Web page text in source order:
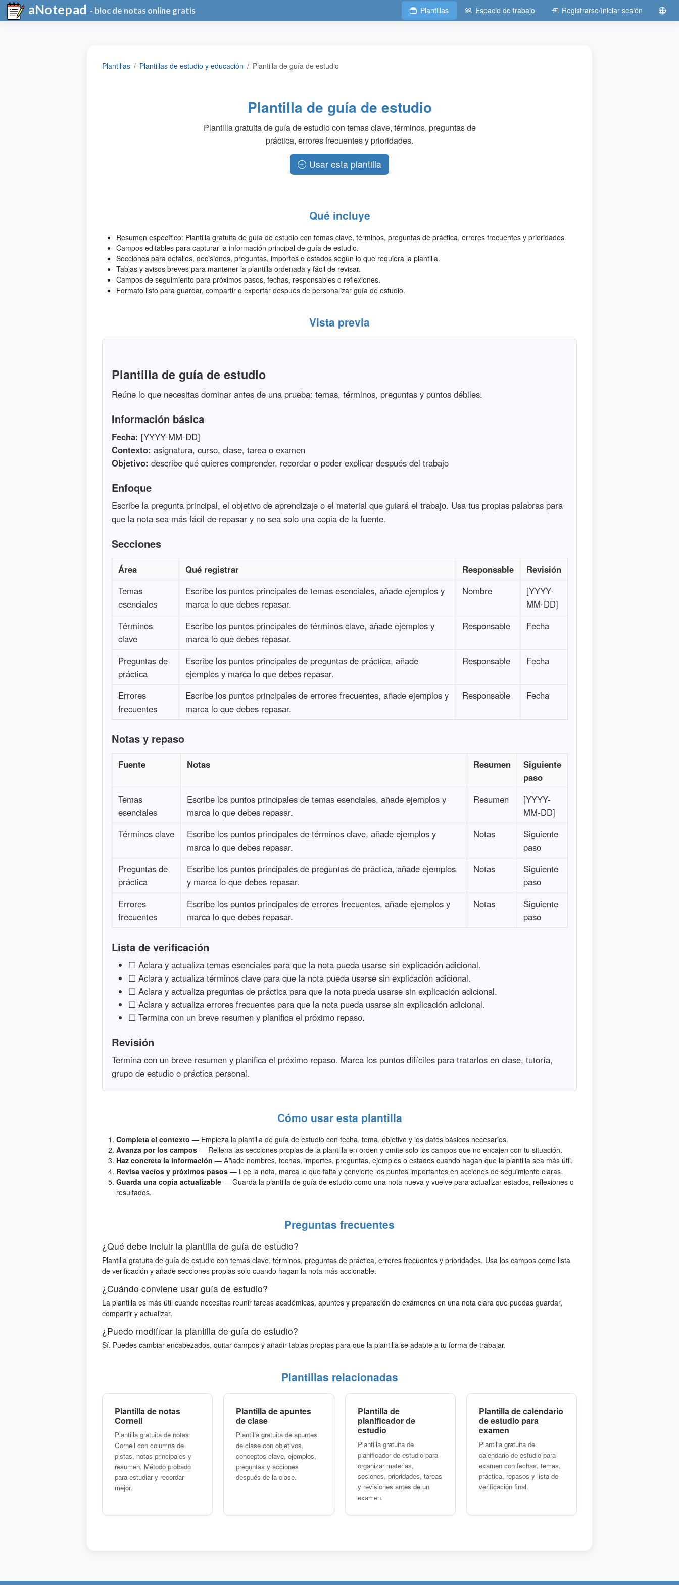
aNotepad - bloc de notas online gratis Plantillas Espacio de trabajo Registrarse/Iniciar sesión
Plantillas Plantillas de estudio y educación Plantilla de guía de estudio
Plantilla de guía de estudio
Plantilla gratuita de guía de estudio con temas clave, términos, preguntas de
práctica, errores frecuentes y prioridades.
Usar esta plantilla
Qué incluye
Resumen específico: Plantilla gratuita de guía de estudio con temas clave, términos, preguntas de práctica, errores frecuentes y prioridades.
Campos editables para capturar la información principal de guía de estudio.
Secciones para detalles, decisiones, preguntas, importes o estados según lo que requiera la plantilla.
Tablas y avisos breves para mantener la plantilla ordenada y fácil de revisar.
Campos de seguimiento para próximos pasos, fechas, responsables o reflexiones.
Formato listo para guardar, compartir o exportar después de personalizar guía de estudio.
Vista previa
Plantilla de guía de estudio
Reúne lo que necesitas dominar antes de una prueba: temas, términos, preguntas y puntos débiles.
Información básica
Fecha: [YYYY-MM-DD]
Contexto: asignatura, curso, clase, tarea o examen
Objetivo: describe qué quieres comprender, recordar o poder explicar después del trabajo
Enfoque
Escribe la pregunta principal, el objetivo de aprendizaje o el material que guiará el trabajo. Usa tus propias palabras para
que la nota sea más fácil de repasar y no sea solo una copia de la fuente.
Secciones
Área Qué registrar Responsable
Revisión
Temas
esenciales
Escribe los puntos principales de temas esenciales, añade ejemplos y
marca lo que debes repasar.
Nombre
[YYYY-
MM-DD]
Términos
clave
Escribe los puntos principales de términos clave, añade ejemplos y
marca lo que debes repasar.
Responsable Fecha
Preguntas de
práctica
Escribe los puntos principales de preguntas de práctica, añade
ejemplos y marca lo que debes repasar.
Responsable Fecha
Errores
frecuentes
Escribe los puntos principales de errores frecuentes, añade ejemplos y
marca lo que debes repasar.
Responsable Fecha
Notas y repaso
Fuente Notas Resumen
Siguiente
paso
Temas
esenciales
Escribe los puntos principales de temas esenciales, añade ejemplos y
marca lo que debes repasar.
Resumen
[YYYY-
MM-DD]
Términos clave
Escribe los puntos principales de términos clave, añade ejemplos y
marca lo que debes repasar.
Notas
Siguiente
paso
Preguntas de
práctica
Escribe los puntos principales de preguntas de práctica, añade ejemplos
y marca lo que debes repasar.
Notas
Siguiente
paso
Errores
frecuentes
Escribe los puntos principales de errores frecuentes, añade ejemplos y
marca lo que debes repasar.
Notas
Siguiente
paso
Lista de verificación
☐ Aclara y actualiza temas esenciales para que la nota pueda usarse sin explicación adicional.
☐ Aclara y actualiza términos clave para que la nota pueda usarse sin explicación adicional.
☐ Aclara y actualiza preguntas de práctica para que la nota pueda usarse sin explicación adicional.
☐ Aclara y actualiza errores frecuentes para que la nota pueda usarse sin explicación adicional.
☐ Termina con un breve resumen y planifica el próximo repaso.
Revisión
Termina con un breve resumen y planifica el próximo repaso. Marca los puntos difíciles para tratarlos en clase, tutoría,
grupo de estudio o práctica personal.
Cómo usar esta plantilla
Completa el contexto — Empieza la plantilla de guía de estudio con fecha, tema, objetivo y los datos básicos necesarios.
Avanza por los campos — Rellena las secciones propias de la plantilla en orden y omite solo los campos que no encajen con tu situación.
Haz concreta la información — Añade nombres, fechas, importes, preguntas, ejemplos o estados cuando hagan que la plantilla sea más útil.
Revisa vacíos y próximos pasos — Lee la nota, marca lo que falta y convierte los puntos importantes en acciones de seguimiento claras.
Guarda una copia actualizable — Guarda la plantilla de guía de estudio como una nota nueva y vuelve para actualizar estados, reflexiones o
resultados.
Preguntas frecuentes
¿Qué debe incluir la plantilla de guía de estudio?
Plantilla gratuita de guía de estudio con temas clave, términos, preguntas de práctica, errores frecuentes y prioridades. Usa los campos como lista
de verificación y añade secciones propias solo cuando hagan la nota más accionable.
¿Cuándo conviene usar guía de estudio?
La plantilla es más útil cuando necesitas reunir tareas académicas, apuntes y preparación de exámenes en una nota clara que puedas guardar,
compartir y actualizar.
¿Puedo modificar la plantilla de guía de estudio?
Sí. Puedes cambiar encabezados, quitar campos y añadir tablas propias para que la plantilla se adapte a tu forma de trabajar.
Plantillas relacionadas
Plantilla de notas
Cornell
Plantilla gratuita de notas
Cornell con columna de
pistas, notas principales y
resumen. Método probado
para estudiar y recordar
mejor.
Plantilla de apuntes
de clase
Plantilla gratuita de apuntes
de clase con objetivos,
conceptos clave, ejemplos,
preguntas y acciones
después de la clase.
Plantilla de
planificador de
estudio
Plantilla gratuita de
planificador de estudio para
organizar materias,
sesiones, prioridades, tareas
y revisiones antes de un
examen.
Plantilla de calendario
de estudio para
examen
Plantilla gratuita de
calendario de estudio para
examen con fechas, temas,
práctica, repasos y lista de
verificación final.